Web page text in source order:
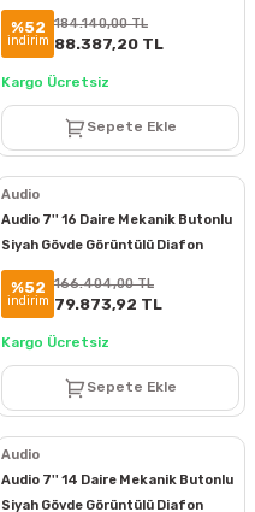
Paketi
%52
indirim
184.140,00 TL
88.387,20 TL
Kargo Ücretsiz
Sepete Ekle
Audio
Audio 7'' 16 Daire Mekanik Butonlu
Siyah Gövde Görüntülü Diafon
Paketi
%52
indirim
166.404,00 TL
79.873,92 TL
Kargo Ücretsiz
Sepete Ekle
Audio
Audio 7'' 14 Daire Mekanik Butonlu
Siyah Gövde Görüntülü Diafon